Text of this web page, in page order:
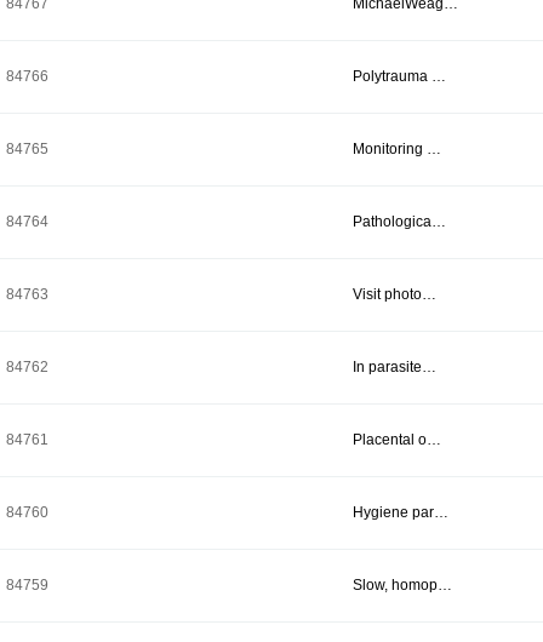
84767 MichaelWeag…
84766 Polytrauma …
84765 Monitoring …
84764 Pathologica…
84763 Visit photo…
84762 In parasite…
84761 Placental o…
84760 Hygiene par…
84759 Slow, homop…